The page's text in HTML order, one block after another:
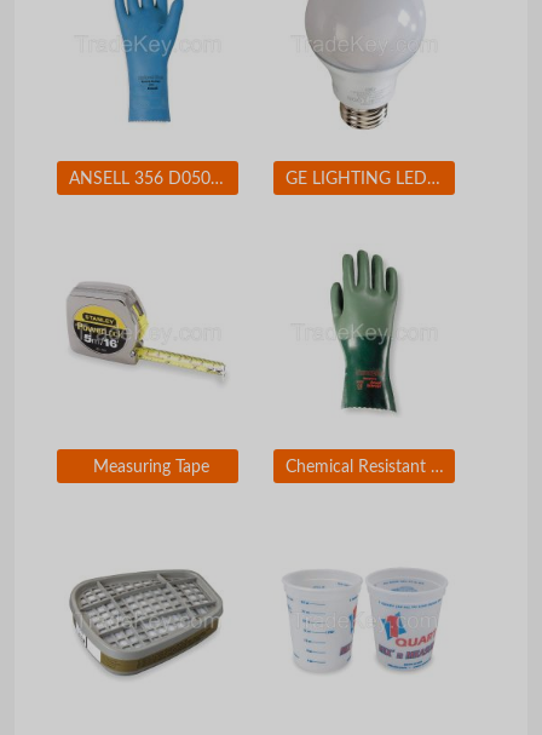
ANSELL 356 D0508 Chemical Resistant Glove 17 mil Sz 7 PR GE LIGHTING LED11DA19V3827W LED Lamp A19 11W Med 2700K Dim
Measuring Tape Chemical Resistant Glove